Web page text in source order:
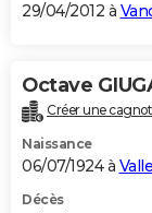
29/04/2012 à
Octave
Créer une
Naissance
06/07/1924 à
Décès